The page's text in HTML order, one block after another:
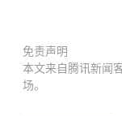
免责声明
本文来自腾讯新闻
场。